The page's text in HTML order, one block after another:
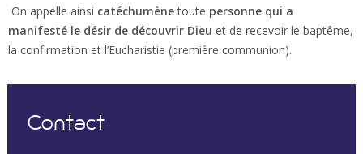
On appelle ainsi catéchumènetoute personne qui a
manifesté le désir de découvrir Dieu et de recevoir le baptême,
la confirmation et l’Eucharistie (première communion).
Contact